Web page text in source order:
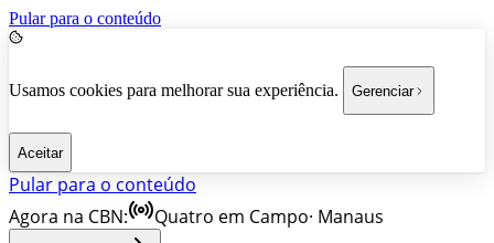
Pular para o conteúdo
Usamos cookies para melhorar sua experiência. Gerenciar
Aceitar
Pular para o conteúdo
Agora na CBN:
Quatro em Campo· Manaus